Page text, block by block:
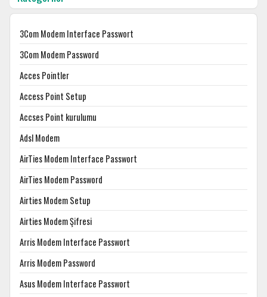
3Com Modem Interface Passwort
3Com Modem Password
Acces Pointler
Access Point Setup
Accses Point kurulumu
Adsl Modem
AirTies Modem Interface Passwort
AirTies Modem Password
Airties Modem Setup
Airties Modem Şifresi
Arris Modem Interface Passwort
Arris Modem Password
Asus Modem Interface Passwort